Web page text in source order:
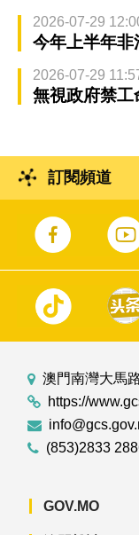
2026-07-29
今年上半年非
2026-07-29
無視政府禁工
訂閱頻道
澳門南灣大馬
https://
(853)2833
GOV.MO